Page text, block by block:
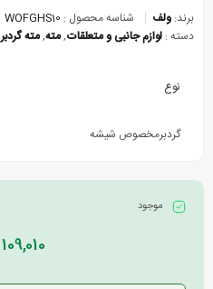
برند: ولف شناسه محصول : WOFGHS10
دسته : لوازم جانبی و متعلقات,مته,مته گردبر
نوع
گردبرمخصوص شیشه
موجود
109,010